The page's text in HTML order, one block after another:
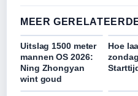
MEER
Uitslag 1500 meter
mannen OS 2026:
Ning Zhongyan
wint goud
Hoe